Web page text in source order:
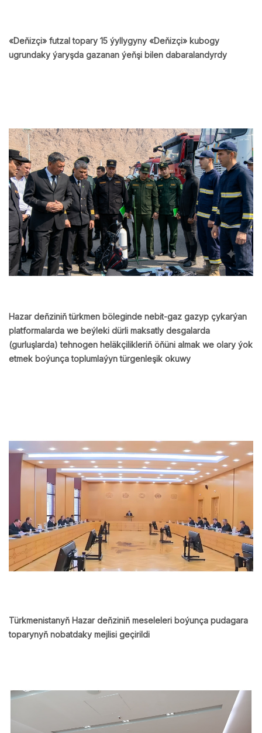
«Deňizçi» futzal topary 15 ýyllygyny «Deňizçi» kubogy
ugrundaky ýaryşda gazanan ýeňşi bilen dabaralandyrdy
Hazar deňziniň türkmen böleginde nebit-gaz gazyp çykarýan
platformalarda we beýleki dürli maksatly desgalarda
(gurluşlarda) tehnogen heläkçilikleriň öňüni almak we olary ýok
etmek boýunça toplumlaýyn türgenleşik okuwy
Türkmenistanyň Hazar deňziniň meseleleri boýunça pudagara
toparynyň nobatdaky mejlisi geçirildi